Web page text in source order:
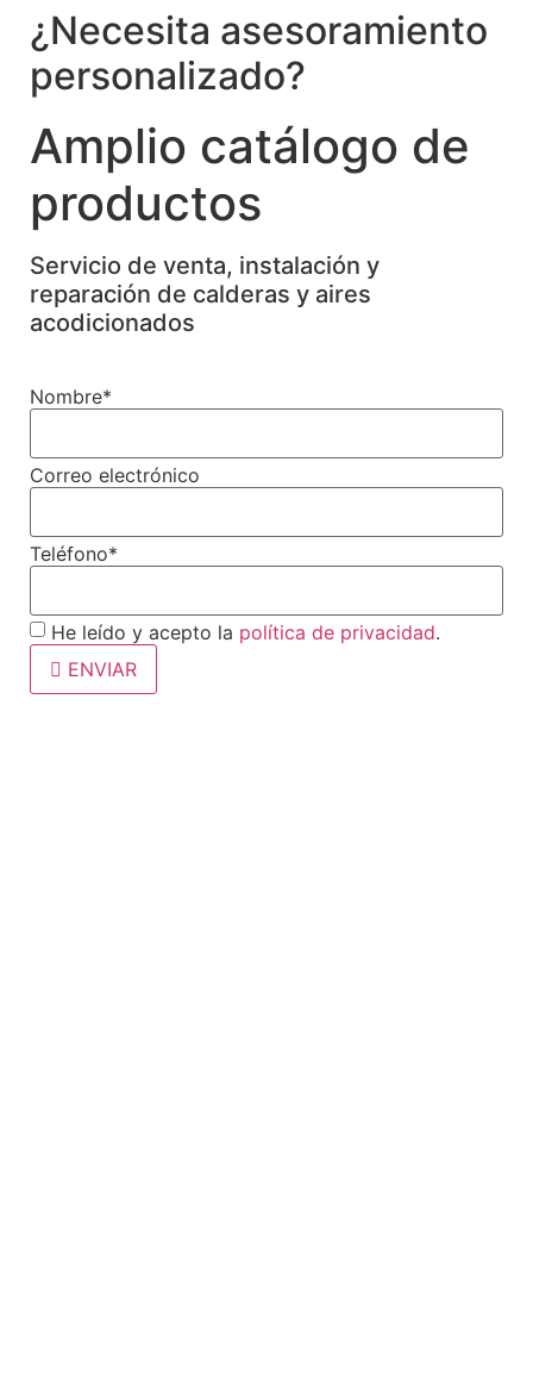
¿Necesita asesoramiento
personalizado?
Amplio catálogo de
productos
Servicio de venta, instalación y
reparación de calderas y aires
acodicionados
Nombre*
Correo electrónico
Teléfono*
He leído y acepto la política de privacidad.
ENVIAR